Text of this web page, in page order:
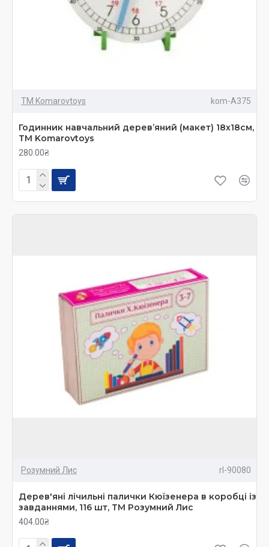
ТМ Komarovtoys kom-A375
Годинник навчальний дерев’яний (макет) 18х18см,
ТМ Komarovtoys
280.00₴
Розумний Лис rl-90080
Дерев'яні лічильні палички Кюїзенера в коробці із
завданнями, 116 шт, ТМ Розумний Лис
404.00₴